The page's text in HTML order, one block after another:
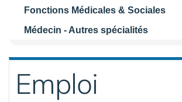
Fonctions Médicales & Sociales
Médecin - Autres spécialités
Emploi